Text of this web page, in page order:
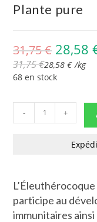
Plante pure
31,75€ 28,58
31,75€28,58€ /kg
68 en stock
- +
participe au
immunitaires